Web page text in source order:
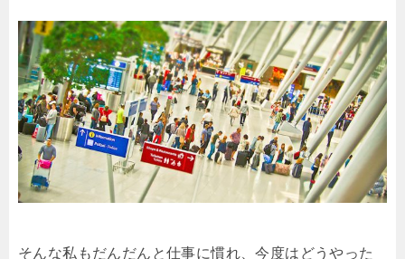
そんな私もだんだんと仕事に慣れ、今度はどうやった